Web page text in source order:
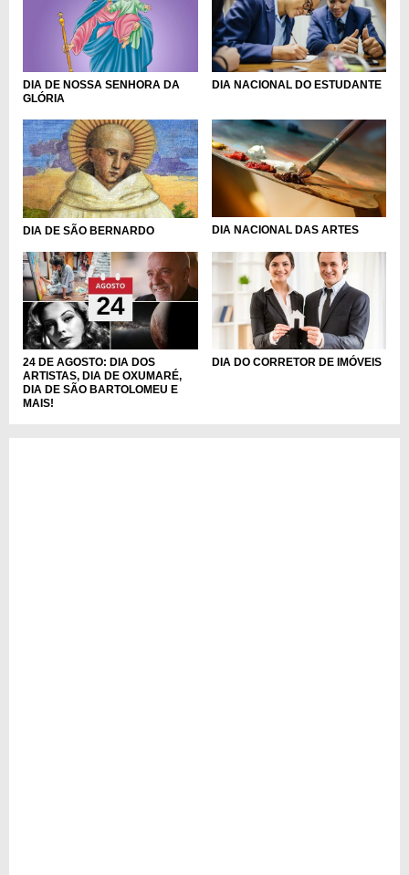
DIA DE NOSSA SENHORA DA
GLÓRIA
DIA NACIONAL DO ESTUDANTE
DIA DE SÃO BERNARDO DIA NACIONAL DAS ARTES
24 DE AGOSTO: DIA DOS
ARTISTAS, DIA DE OXUMARÉ,
DIA DE SÃO BARTOLOMEU E
MAIS!
DIA DO CORRETOR DE IMÓVEIS